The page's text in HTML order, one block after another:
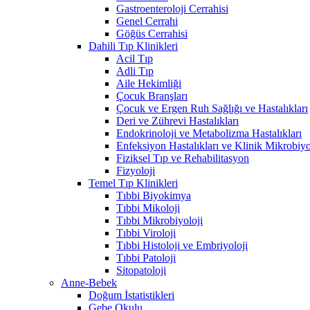
Gastroenteroloji Cerrahisi
Genel Cerrahi
Göğüs Cerrahisi
Dahili Tıp Klinikleri
Acil Tıp
Adli Tıp
Aile Hekimliği
Çocuk Branşları
Çocuk ve Ergen Ruh Sağlığı ve Hastalıkları
Deri ve Zührevi Hastalıkları
Endokrinoloji ve Metabolizma Hastalıkları
Enfeksiyon Hastalıkları ve Klinik
Fiziksel Tıp ve Rehabilitasyon
Fizyoloji
Temel Tıp Klinikleri
Tıbbi Biyokimya
Tıbbi Mikoloji
Tıbbi Mikrobiyoloji
Tıbbi Viroloji
Tıbbi Histoloji ve Embriyoloji
Tıbbi Patoloji
Sitopatoloji
Anne-Bebek
Doğum İstatistikleri
Gebe Okulu